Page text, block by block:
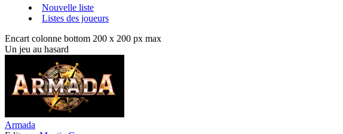
Nouvelle liste
Listes des joueurs
Encart colonne bottom 200 x 200 px max
Un jeu au hasard
Armada